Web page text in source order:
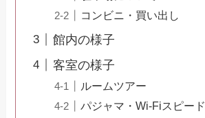
コンビニ・買い出し
館内の様子
客室の様子
ルームツアー
パジャマ・Wi-Fiスピード